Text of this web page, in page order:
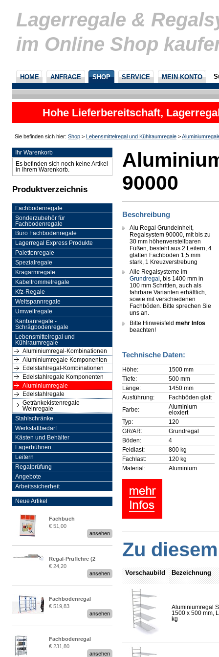
Lagerregale &
im Online Shop
HOME ANFRAGE SHOP SERVICE MEIN KONTO
Hohe Lieferbereitschaft,
nicht
Sie befinden sich hier: Shop > Lebensmittelregal und Kühlraumregale >
Ihr Warenkorb
Es befinden sich noch keine Artikel
in Ihrem Warenkorb.
Produktverzeichnis
Fachbodenregale
Sonderzubehör für
Fachbodenregale
Büro Fachbodenregale
Lagerregal Express Produkte
Palettenregale
Spezialregale
Kragarmregale
Kabeltrommelregale
Kfz-Regale
Weitspannregale
Umweltregale
Kanbanregale -
Schrägbodenregale
Lebensmittelregal und
Kühlraumregale
Aluminiumregal-Kombinationen
Aluminiumregale Komponenten
Edelstahlregal-Kombinationen
Edelstahlregale Komponenten
Aluminiumregale
Edelstahlregale
Getränkekistenregale
Weinregale
Stahlschränke
Werkstattbedarf
Kästen und Behälter
Lagerbühnen
Leitern
Regalprüfung
Angebote
Arbeitssicherheit
Neue Artikel
Fachbuch
„Regalprüfung nach DIN
€ 51,00
ansehen
Regal-Prüflehre (2
Stück)
€ 24,20
ansehen
Fachbodenregal
Stecksystem MultiPlus
2,25 Meter breit
€ 519,83
ansehen
Fachbodenregal
Stecksystem MultiPlus
€ 231,80
ansehen
90000
Beschreibung
Alu Regal Grundeinheit,
Regalsystem 90000, mit bis zu
30 mm höhenverstellbaren
Füßen, besteht aus 2 Leitern, 4
glatten Fachböden 1,5 mm
stark, 1 Kreuzverstrebung
Alle Regalsysteme im
Grundregal , bis 1400 mm in
100 mm Schritten, auch als
fahrbare Varianten erhältlich,
sowie mit verschiedenen
Fachböden. Bitte sprechen Sie
uns an.
Bitte Hinweisfeld mehr Infos
beachten!
Technische Daten:
Höhe:
1500 mm
Tiefe:
500 mm
Länge:
1450 mm
Ausführung:
Fachböden glatt
Farbe:
Aluminium
eloxiert
Typ:
120
GR/AR:
Grundregal
Böden:
4
Feldlast:
800 kg
Fachlast:
120 kg
Material:
Aluminium
Zu
Vorschaubild Bezeichnung
Aluminiumregal
1500 x 500 mm,
kg